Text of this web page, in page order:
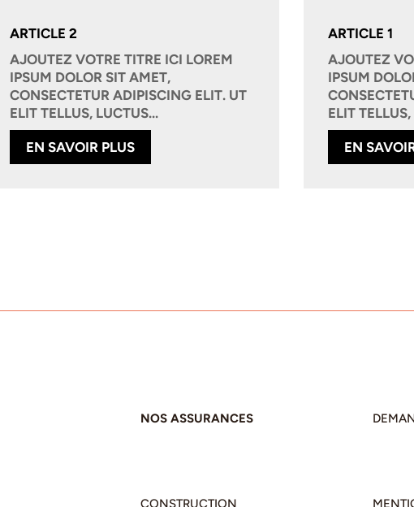
ARTICLE 2
AJOUTEZ VOTRE TITRE ICI LOREM
IPSUM DOLOR SIT AMET,
CONSECTETUR ADIPISCING ELIT. UT
ELIT TELLUS, LUCTUS...
EN SAVOIR PLUS
ARTICLE 1
AJOUTEZ
IPSUM
ELIT
EN
NOS ASSURANCES
CONSTRUCTION